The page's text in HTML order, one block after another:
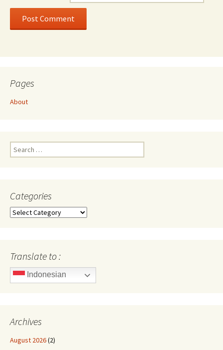
Pages
About
Search
for:
Categories
Categories
Translate to :
Indonesian
Archives
August 2026(2)